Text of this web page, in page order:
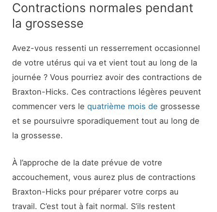
Contractions normales pendant
la grossesse
Avez-vous ressenti un resserrement occasionnel
de votre utérus qui va et vient tout au long de la
journée ? Vous pourriez avoir des contractions de
Braxton-Hicks. Ces contractions légères peuvent
commencer vers lequatrième mois de grossesse
et se poursuivre sporadiquement tout au long de
la grossesse.
À l’approche de la date prévue de votre
accouchement, vous aurez plus de contractions
Braxton-Hicks pour préparer votre corps au
travail. C’est tout à fait normal. S’ils restent